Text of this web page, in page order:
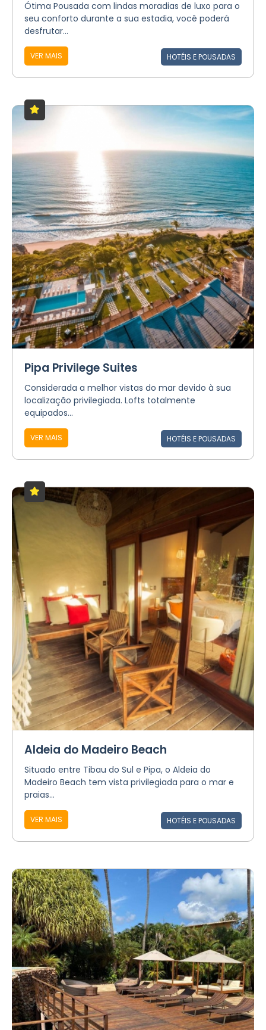
Ótima Pousada com lindas moradias de luxo para o
seu conforto durante a sua estadia, você poderá
desfrutar...
VER MAIS HOTÉIS E POUSADAS
Pipa Privilege Suites
Considerada a melhor vistas do mar devido à sua
localização privilegiada. Lofts totalmente
equipados...
VER MAIS HOTÉIS E POUSADAS
Aldeia do Madeiro Beach
Situado entre Tibau do Sul e Pipa, o Aldeia do
Madeiro Beach tem vista privilegiada para o mar e
praias...
VER MAIS HOTÉIS E POUSADAS